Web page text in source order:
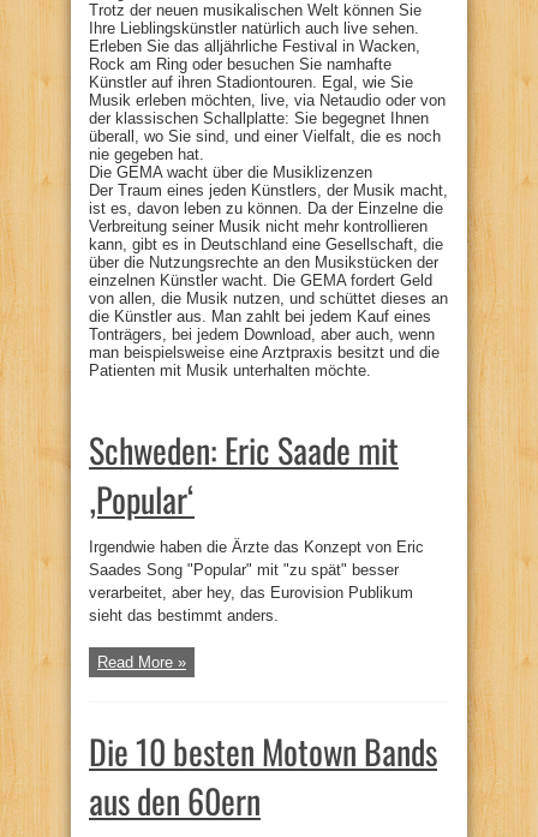
Trotz der neuen musikalischen Welt können Sie
Ihre Lieblingskünstler natürlich auch live sehen.
Erleben Sie das alljährliche Festival in Wacken,
Rock am Ring oder besuchen Sie namhafte
Künstler auf ihren Stadiontouren. Egal, wie Sie
Musik erleben möchten, live, via Netaudio oder von
der klassischen Schallplatte: Sie begegnet Ihnen
überall, wo Sie sind, und einer Vielfalt, die es noch
nie gegeben hat.
Die GEMA wacht über die Musiklizenzen
Der Traum eines jeden Künstlers, der Musik macht,
ist es, davon leben zu können. Da der Einzelne die
Verbreitung seiner Musik nicht mehr kontrollieren
kann, gibt es in Deutschland eine Gesellschaft, die
über die Nutzungsrechte an den Musikstücken der
einzelnen Künstler wacht. Die GEMA fordert Geld
von allen, die Musik nutzen, und schüttet dieses an
die Künstler aus. Man zahlt bei jedem Kauf eines
Tonträgers, bei jedem Download, aber auch, wenn
man beispielsweise eine Arztpraxis besitzt und die
Patienten mit Musik unterhalten möchte.
Schweden: Eric Saade mit
‚Popular‘
Irgendwie haben die Ärzte das Konzept von Eric
Saades Song "Popular" mit "zu spät" besser
verarbeitet, aber hey, das Eurovision Publikum
sieht das bestimmt anders.
Read More »
Die 10 besten Motown Bands
aus den 60ern